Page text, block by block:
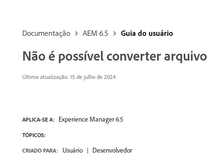
Documentação AEM 6.5 Guia do usuário
Não é possível converter
Última atualização: 15 de julho de 2024
APLICA-SE A: Experience Manager 6.5
TÓPICOS:
CRIADO PARA: Usuário Desenvolvedor